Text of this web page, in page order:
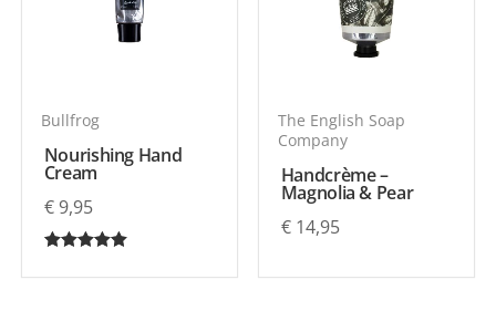
Bullfrog
Nourishing Hand
Cream
€9,95
5.00
The English Soap
Company
Handcrème –
Magnolia & Pear
€14,95